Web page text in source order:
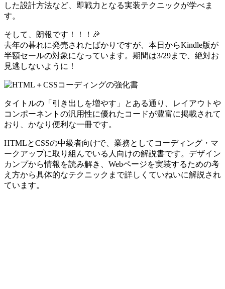
した設計方法など、即戦力となる実装テクニックが学べま
す。
そして、朗報です！！！🎉
去年の暮れに発売されたばかりですが、本日からKindle版が
半額セールの対象になっています。期間は3/29まで、絶対お
見逃しないように！
タイトルの「引き出しを増やす」とある通り、レイアウトや
コンポーネントの汎用性に優れたコードが豊富に掲載されて
おり、かなり便利な一冊です。
HTMLとCSSの中級者向けで、業務としてコーディング・マ
ークアップに取り組んでいる人向けの解説書です。デザイン
カンプから情報を読み解き、Webページを実装するための考
え方から具体的なテクニックまで詳しくていねいに解説され
ています。